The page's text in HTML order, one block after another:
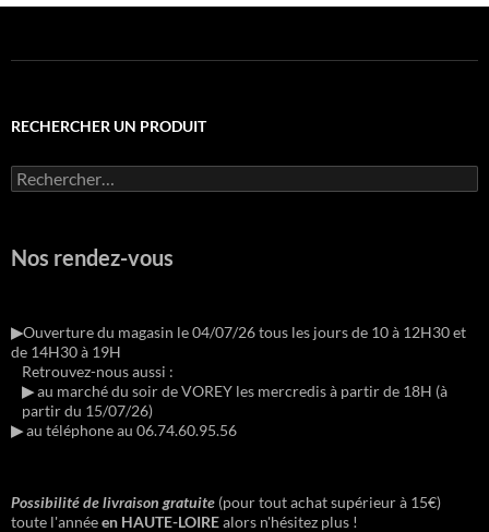
RECHERCHER UN PRODUIT
Rechercher :
Nos rendez-vous
▶︎Ouverture du magasin le 04/07/26 tous les jours de 10 à 12H30 et
de 14H30 à 19H
Retrouvez-nous aussi :
▶︎au marché du soir de VOREY les mercredis à partir de 18H (à
partir du 15/07/26)
▶︎au téléphone au 06.74.60.95.56
Possibilité de livraison gratuite (pour tout achat supérieur à 15€)
toute l'annéeen HAUTE-LOIREalors n'hésitez plus !